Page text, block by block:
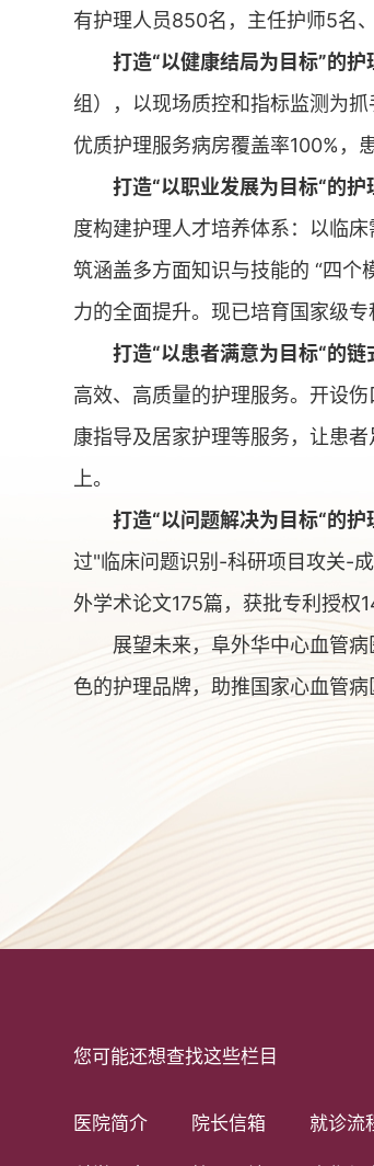
有护理人员850名，主任护师5名
打造“以健康结局为目标”的
组），以现场质控和指标监测为
优质护理服务病房覆盖率100%，
打造“以职业发展为目标“的
度构建护理人才培养体系：以临
筑涵盖多方面知识与技能的 “四个
力的全面提升。现已培育国家级
打造“以患者满意为目标“的
高效、高质量的护理服务。开设
康指导及居家护理等服务，让患
上。
打造“以问题解决为目标“的
过"临床问题识别-科研项目攻关-
外学术论文175篇，获批专利授权
展望未来，阜外华中心血管
色的护理品牌，助推国家心血管病
您可能还想查找这些栏目
医院简介 院长信箱 就诊流